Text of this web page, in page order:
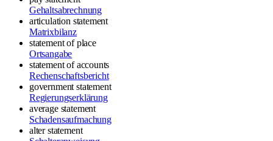
Gehaltsabrechnung
articulation statement
Matrixbilanz
statement of place
Ortsangabe
statement of accounts
Rechenschaftsbericht
government statement
Regierungserklärung
average statement
Schadensaufmachung
alter statement